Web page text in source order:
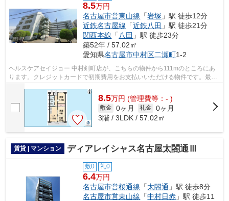
8.5万円
名古屋市営東山線 「岩塚 」駅 徒歩12分
近鉄名古屋線 「近鉄八田 」駅 徒歩21分
関西本線 「八田 」駅 徒歩23分
築52年 / 57.02㎡
愛知県名古屋市中村区二瀬町1-2
ヘルスケアセイジョー 中村剣町店が、こちらの物件から111mのところにあ
ります。クレジットカードで初期費用をお支払いいただける物件です。最寄
8.5万円 (管理費等：- )
敷金 0ヶ月 礼金 0ヶ月
3階 / 3LDK / 57.02㎡
賃貸 | マンション ディアレイシャス名古屋太閤通Ⅲ
敷0 礼0
6.4万円
名古屋市営桜通線 「太閤通 」駅 徒歩8分
名古屋市営東山線 「中村日赤 」駅 徒歩11